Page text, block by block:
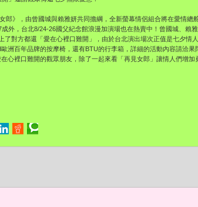
郎》，由曾國城與賴雅妍共同擔綱，全新螢幕情侶組合將在愛情總
外，台北8/24-26國父紀念館浪漫加演場也在熱賣中！曾國城、賴
對方都還「愛在心裡口難開」，由於台北演出場次正值是七夕情
洲百年品牌的按摩椅，還有BTU的行李箱，詳細的活動內容請洽果
心裡口難開的觀眾朋友，除了一起來看「再見女郎」讓情人們增加